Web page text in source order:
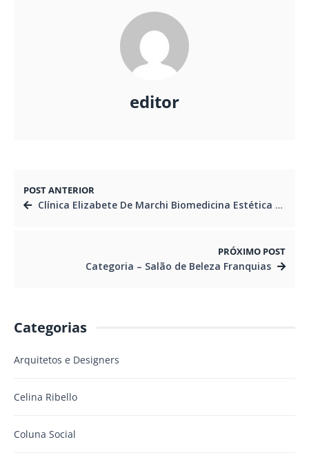
editor
POST ANTERIOR
Clínica Elizabete De Marchi Biomedicina Estética Avançada
PRÓXIMO POST
Categoria – Salão de Beleza Franquias
Categorias
Arquitetos e Designers
Celina Ribello
Coluna Social